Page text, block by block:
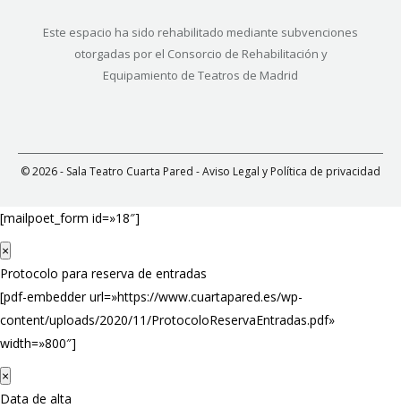
Este espacio ha sido rehabilitado mediante subvenciones
otorgadas por el Consorcio de Rehabilitación y
Equipamiento de Teatros de Madrid
© 2026 - Sala Teatro Cuarta Pared -Aviso Legal y Política de privacidad
[mailpoet_form id=»18″]
×
Protocolo para reserva de entradas
[pdf-embedder url=»https://www.cuartapared.es/wp-
content/uploads/2020/11/ProtocoloReservaEntradas.pdf»
width=»800″]
×
Data de alta